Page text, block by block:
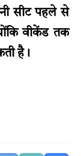
सीट पहले से
वीकेंड तक
है।